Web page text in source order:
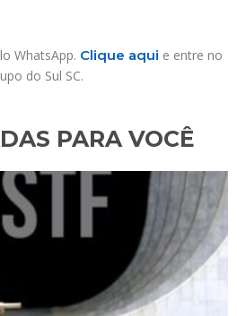
WhatsApp. Clique aqui e entre no
do Sul SC.
PARA VOCÊ​